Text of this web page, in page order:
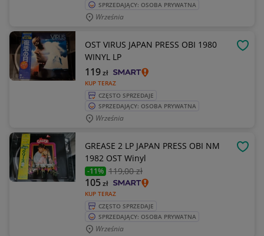
SPRZEDAJĄCY: OSOBA PRYWATNA
Września
OST VIRUS JAPAN PRESS OBI 1980
WINYL LP
KUP TERAZ
119zł
CZĘSTO SPRZEDAJE
SPRZEDAJĄCY: OSOBA PRYWATNA
Września
GREASE 2 LP JAPAN PRESS OBI NM
1982 OST Winyl
-11% 119,00 zł
KUP TERAZ
105zł
CZĘSTO SPRZEDAJE
SPRZEDAJĄCY: OSOBA PRYWATNA
Września